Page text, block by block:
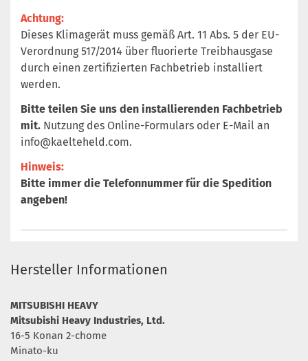
Achtung:
Dieses Klimagerät muss gemäß Art. 11 Abs. 5 der EU-
Verordnung 517/2014 über fluorierte Treibhausgase
durch einen zertifizierten Fachbetrieb installiert
werden.
Bitte teilen Sie uns den installierenden Fachbetrieb
mit. Nutzung des Online-Formulars oder E-Mail an
info@kaelteheld.com.
Hinweis:
Bitte immer die Telefonnummer für die Spedition
angeben!
Hersteller Informationen
MITSUBISHI HEAVY
Mitsubishi Heavy Industries, Ltd.
16-5 Konan 2-chome
Minato-ku